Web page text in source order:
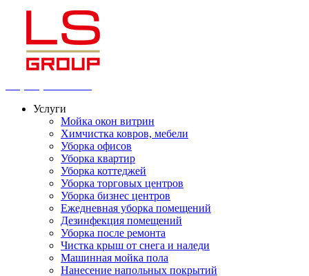
Услуги
Мойка окон витрин
Химчистка ковров, мебели
Уборка офисов
Уборка квартир
Уборка коттеджей
Уборка торговых центров
Уборка бизнес центров
Ежедневная уборка помещений
Дезинфекция помещений
Уборка после ремонта
Чистка крыш от снега и наледи
Машинная мойка пола
Нанесение напольных покрытий